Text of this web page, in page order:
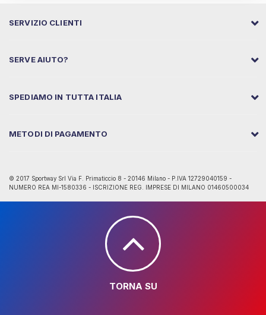
SERVIZIO CLIENTI
SERVE AIUTO?
SPEDIAMO IN TUTTA ITALIA
METODI DI PAGAMENTO
© 2017 Sportway Srl Via F. Primaticcio 8 - 20146 Milano - P.IVA 12729040159 -
NUMERO REA MI-1580336 - ISCRIZIONE REG. IMPRESE DI MILANO 01460500034
TORNA SU